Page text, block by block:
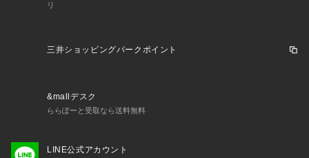
リ
三井ショッピングパークポイント
&mallデスク
ららぽーと受取なら送料無料
LINE公式アカウント